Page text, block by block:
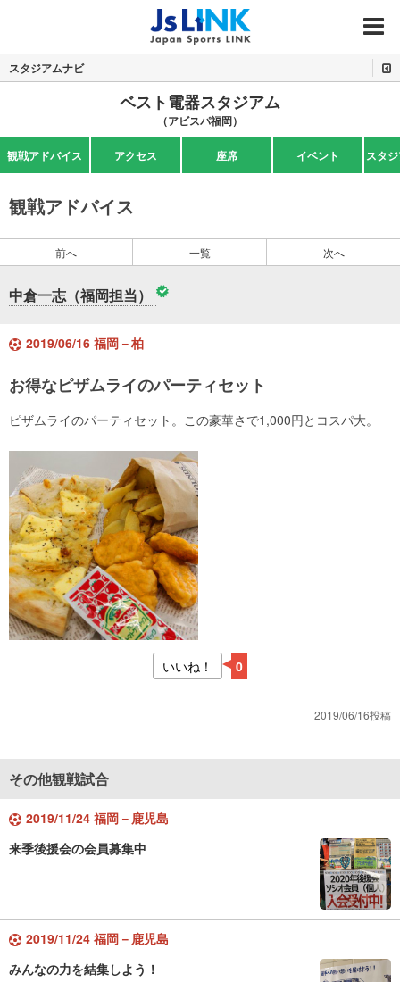
MENU
スタジアムナビ
ベスト電器スタジアム
（アビスパ福岡）
観戦アドバイス アクセス 座席 イベント スタ
観戦アドバイス
前へ 一覧 次へ
中倉一志（福岡担当）
2019/06/16 福岡－柏
お得なピザムライのパーティセット
ピザムライのパーティセット。この豪華さで1,000円とコスパ大。
いいね！ 0
2019/06/16投稿
その他観戦試合
2019/11/24 福岡－鹿児島
来季後援会の会員募集中
2019/11/24 福岡－鹿児島
みんなの力を結集しよう！